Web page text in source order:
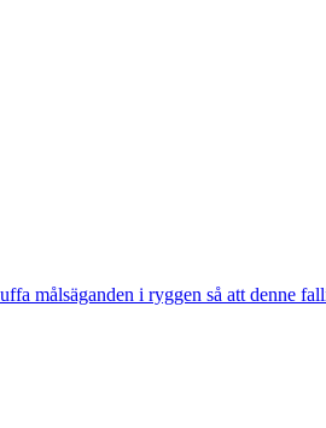
målsäganden i ryggen så att denne